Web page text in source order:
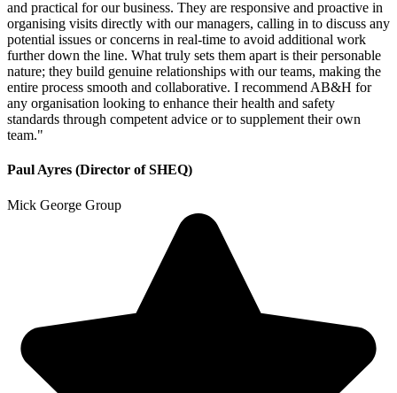
and practical for our business. They are responsive and proactive in
organising visits directly with our managers, calling in to discuss any
potential issues or concerns in real-time to avoid additional work
further down the line. What truly sets them apart is their personable
nature; they build genuine relationships with our teams, making the
entire process smooth and collaborative. I recommend AB&H for
any organisation looking to enhance their health and safety
standards through competent advice or to supplement their own
team."
Paul Ayres (Director of SHEQ)
Mick George Group